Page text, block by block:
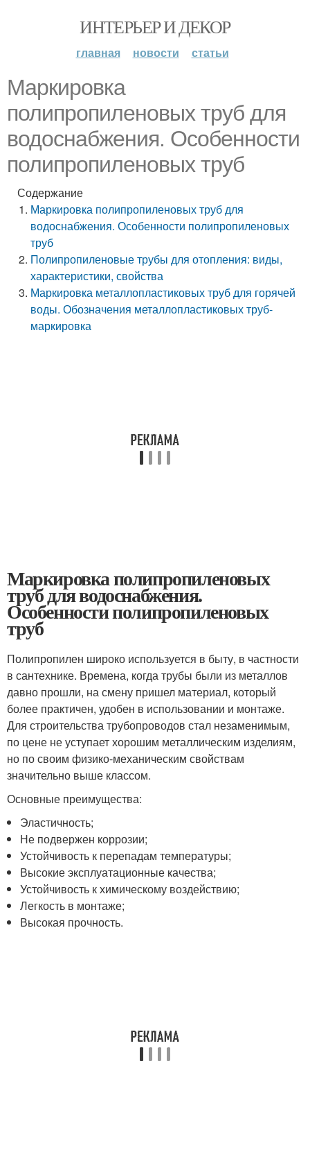
ИНТЕРЬЕР И ДЕКОР
главная новости статьи
Маркировка
полипропиленовых труб для
водоснабжения. Особенности
полипропиленовых труб
Содержание
Маркировка полипропиленовых труб для
водоснабжения. Особенности полипропиленовых
труб
Полипропиленовые трубы для отопления: виды,
характеристики, свойства
Маркировка металлопластиковых труб для горячей
воды. Обозначения металлопластиковых труб-
маркировка
Маркировка полипропиленовых
труб для водоснабжения.
Особенности полипропиленовых
труб
Полипропилен широко используется в быту, в частности
в сантехнике. Времена, когда трубы были из металлов
давно прошли, на смену пришел материал, который
более практичен, удобен в использовании и монтаже.
Для строительства трубопроводов стал незаменимым,
по цене не уступает хорошим металлическим изделиям,
но по своим физико-механическим свойствам
значительно выше классом.
Основные преимущества:
Эластичность;
Не подвержен коррозии;
Устойчивость к перепадам температуры;
Высокие эксплуатационные качества;
Устойчивость к химическому воздействию;
Легкость в монтаже;
Высокая прочность.